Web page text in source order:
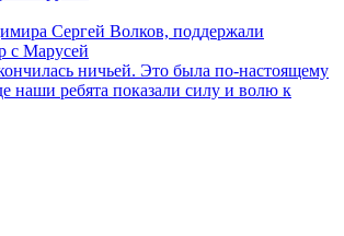
Сергей Волков, поддержали
с Марусей
ничьей. Это была по-настоящему
наши ребята показали силу и волю к